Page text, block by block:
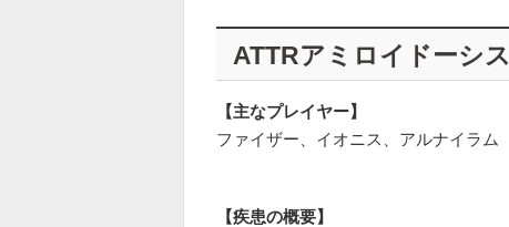
ATTRアミロイドーシス
【主なプレイヤー】
ファイザー、イオニス、アルナイラム
【疾患の概要】